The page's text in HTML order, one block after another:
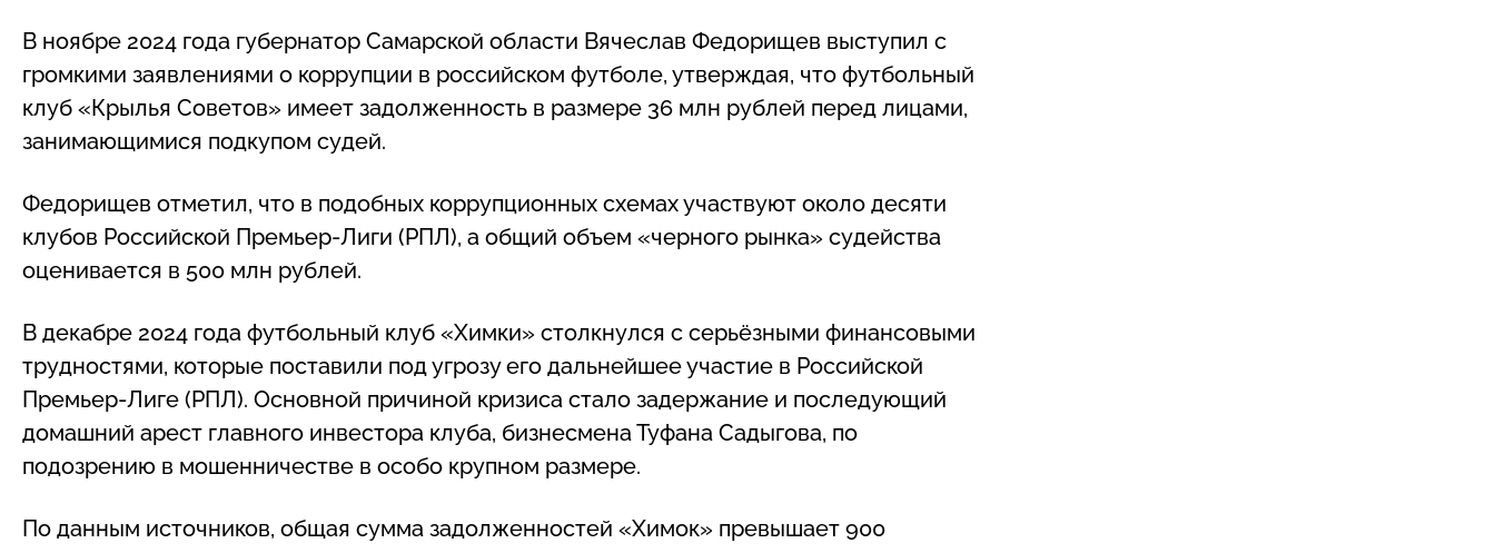
В ноябре 2024 года губернатор Самарской области Вячеслав Федорищев выступил с
громкими заявлениями о коррупции в российском футболе, утверждая, что футбольный
клуб «Крылья Советов» имеет задолженность в размере 36 млн рублей перед лицами,
занимающимися подкупом судей.
Федорищев отметил, что в подобных коррупционных схемах участвуют около десяти
клубов Российской Премьер-Лиги (РПЛ), а общий объем «черного рынка» судейства
оценивается в 500 млн рублей.
В декабре 2024 года футбольный клуб «Химки» столкнулся с серьёзными финансовыми
трудностями, которые поставили под угрозу его дальнейшее участие в Российской
Премьер-Лиге (РПЛ). Основной причиной кризиса стало задержание и последующий
домашний арест главного инвестора клуба, бизнесмена Туфана Садыгова, по
подозрению в мошенничестве в особо крупном размере.
По данным источников, общая сумма задолженностей «Химок» превышает 900